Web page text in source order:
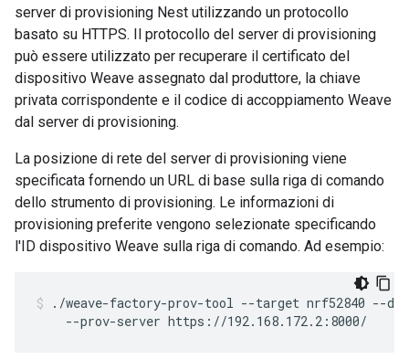
server di provisioning Nest utilizzando un protocollo
basato su HTTPS. Il protocollo del server di provisioning
può essere utilizzato per recuperare il certificato del
dispositivo Weave assegnato dal produttore, la chiave
privata corrispondente e il codice di accoppiamento Weave
dal server di provisioning.
La posizione di rete del server di provisioning viene
specificata fornendo un URL di base sulla riga di comando
dello strumento di provisioning. Le informazioni di
provisioning preferite vengono selezionate specificando
l'ID dispositivo Weave sulla riga di comando. Ad esempio:
./weave-factory-prov-tool --target nrf52840 --
    --prov-server https://192.168.172.2:8000/